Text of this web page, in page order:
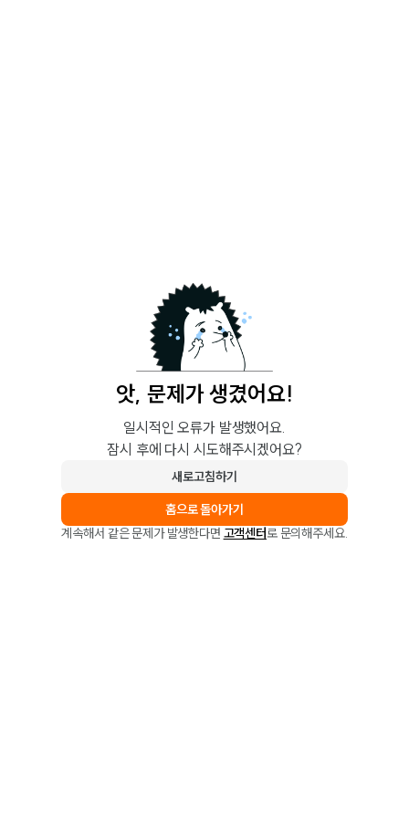
앗, 문제가 생겼어요!
일시적인 오류가 발생했어요.
잠시 후에 다시 시도해주시겠어요?
새로고침하기
홈으로 돌아가기
계속해서 같은 문제가 발생한다면 고객센터로 문의해주세요.